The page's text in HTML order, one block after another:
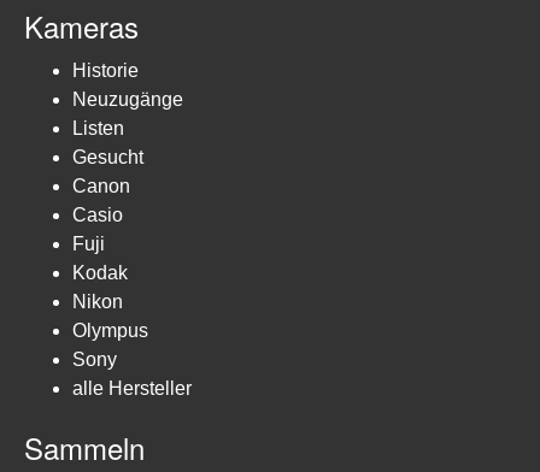
Kameras
Historie
Neuzugänge
Listen
Gesucht
Canon
Casio
Fuji
Kodak
Nikon
Olympus
Sony
alle Hersteller
Sammeln